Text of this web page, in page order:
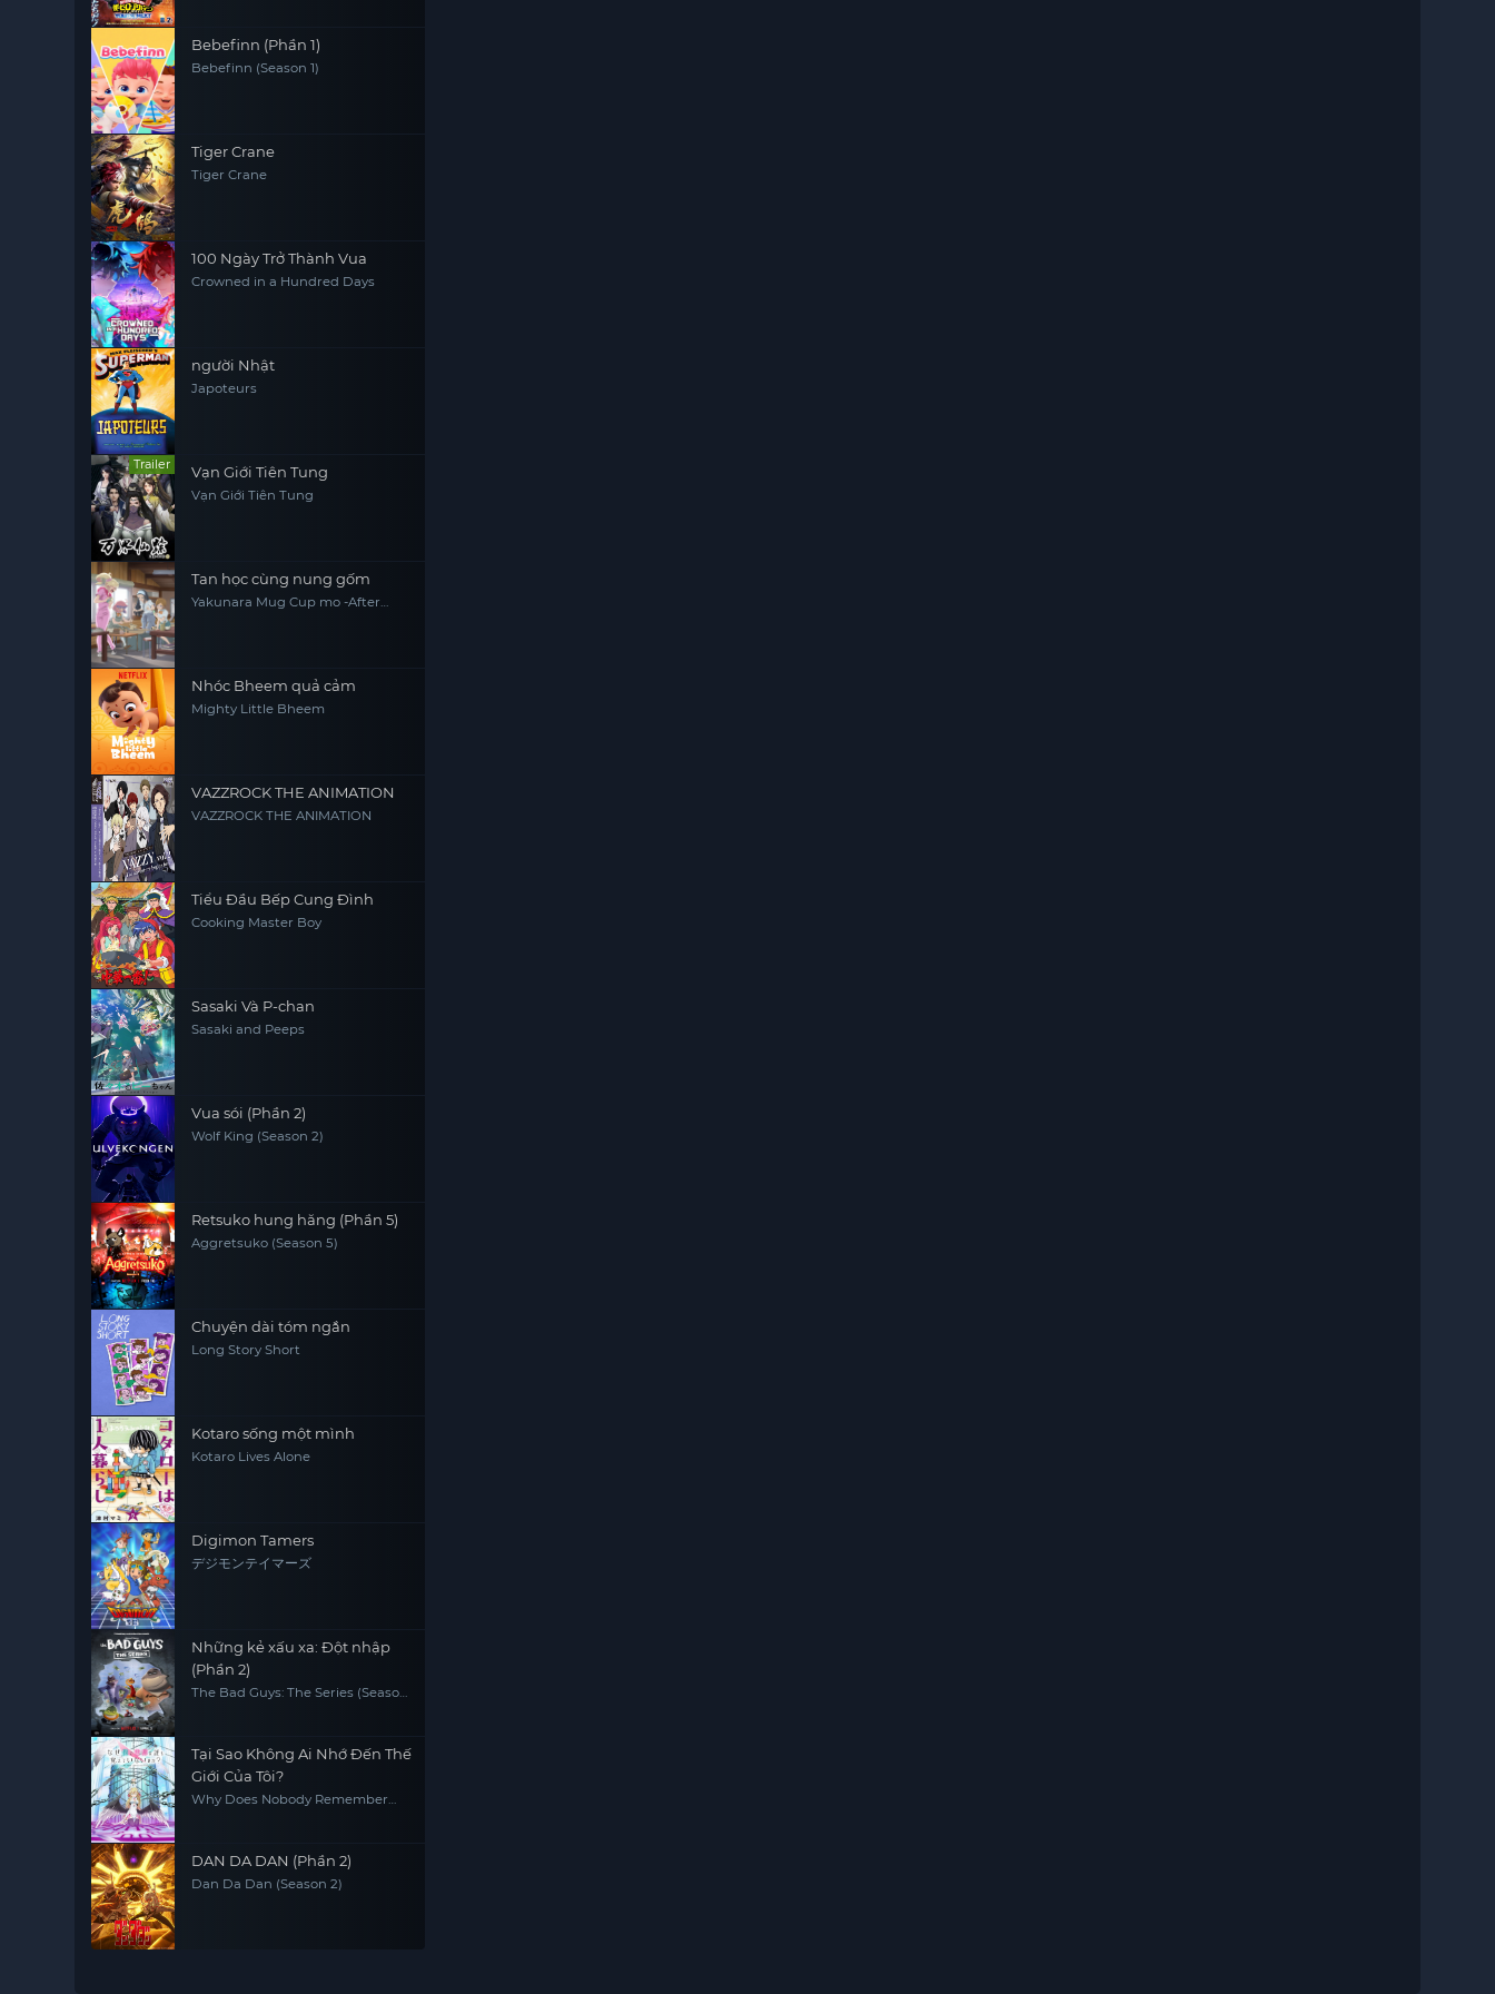
Bebefinn (Phần 1)
Bebefinn (Season 1)
Tiger Crane
Tiger Crane
100 Ngày Trở Thành Vua
Crowned in a Hundred Days
người Nhật
Japoteurs
Trailer Vạn Giới Tiên Tung
Vạn Giới Tiên Tung
Tan học cùng nung gốm
Yakunara Mug Cup mo -After
Nhóc Bheem quả cảm
Mighty Little Bheem
VAZZROCK THE ANIMATION
VAZZROCK THE ANIMATION
Tiểu Đầu Bếp Cung Đình
Cooking Master Boy
Sasaki Và P-chan
Sasaki and Peeps
Vua sói (Phần 2)
Wolf King (Season 2)
Retsuko hung hăng (Phần 5)
Aggretsuko (Season 5)
Chuyện dài tóm ngắn
Long Story Short
Kotaro sống một mình
Kotaro Lives Alone
Digimon Tamers
デジモンテイマーズ
Những kẻ xấu xa: Đột nhập
(Phần 2)
The Bad Guys: The Series (Season
Tại Sao Không Ai Nhớ Đến Thế
Giới Của Tôi?
Why Does Nobody Remember
DAN DA DAN (Phần 2)
Dan Da Dan (Season 2)